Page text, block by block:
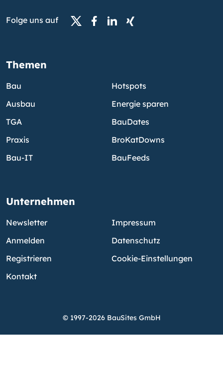
Folge uns auf
Themen
Bau
Ausbau
TGA
Praxis
Bau-IT
Hotspots
Energie sparen
BauDates
BroKatDowns
BauFeeds
Unternehmen
Newsletter
Anmelden
Registrieren
Kontakt
Impressum
Datenschutz
Cookie-Einstellungen
© 1997-2026 BauSites GmbH